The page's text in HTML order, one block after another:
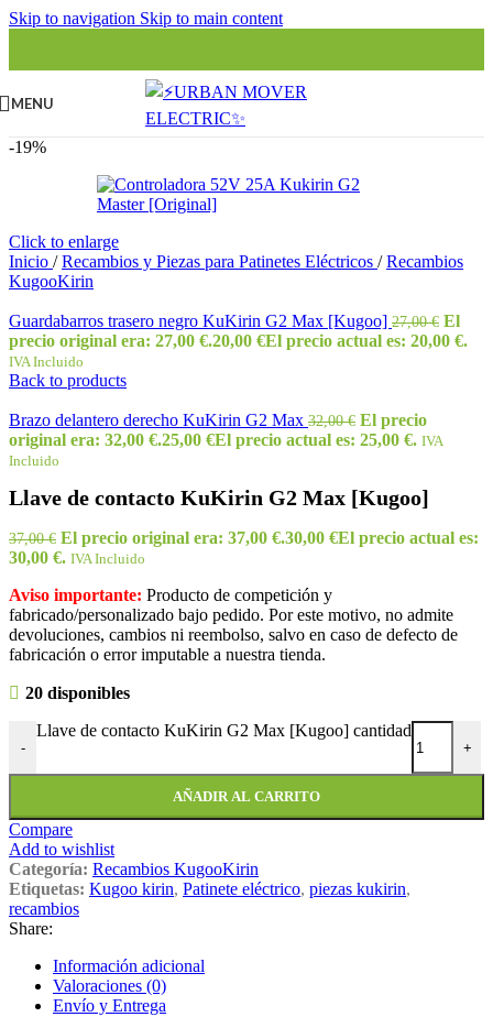
Skip to navigation Skip to main content
MENU
-19%
Click to enlarge
Inicio / Recambios y Piezas para Patinetes Eléctricos / Recambios
KugooKirin
Guardabarros trasero negro KuKirin G2 Max [Kugoo] 27,00€ El
precio original era: 27,00 €.20,00 €El precio actual es: 20,00 €.
IVA Incluido
Back to products
Brazo delantero derecho KuKirin G2 Max 32,00€ El precio
original era: 32,00 €.25,00 €El precio actual es: 25,00 €. IVA
Incluido
Llave de contacto KuKirin G2 Max [Kugoo]
37,00€ El precio original era: 37,00 €.30,00 €El precio actual es:
30,00 €. IVA Incluido
Aviso importante: Producto de competición y
fabricado/personalizado bajo pedido. Por este motivo, no admite
devoluciones, cambios ni reembolso, salvo en caso de defecto de
fabricación o error imputable a nuestra tienda.
20 disponibles
-
Llave de contacto KuKirin G2 Max [Kugoo] cantidad
+
AÑADIR AL CARRITO
Compare
Add to wishlist
Categoría: Recambios KugooKirin
Etiquetas: Kugoo kirin, Patinete eléctrico, piezas kukirin,
recambios
Share:
Información adicional
Valoraciones (0)
Envío y Entrega